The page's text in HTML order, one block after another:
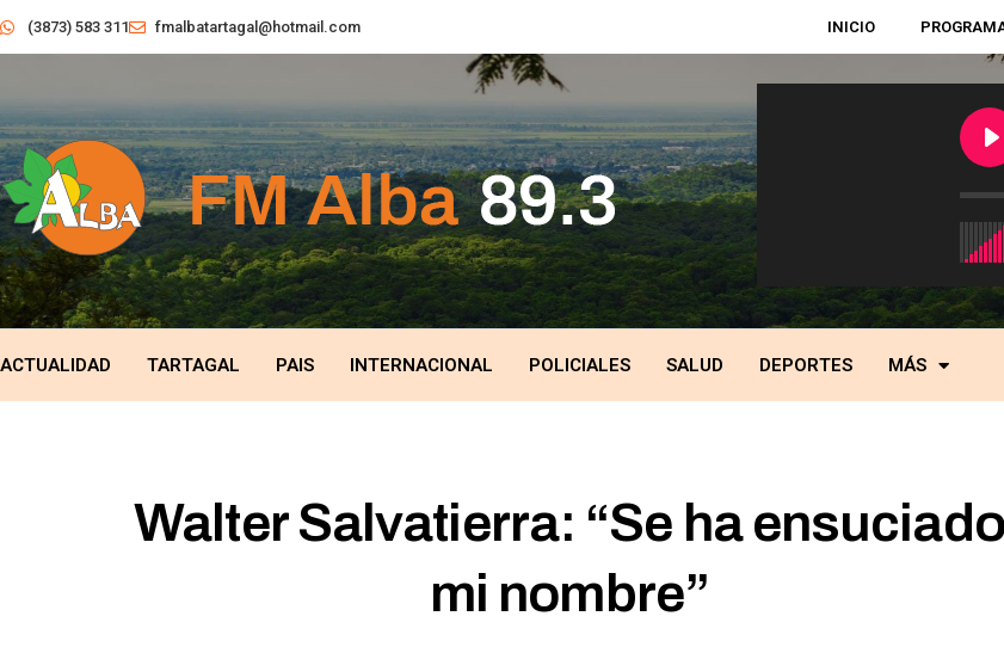
(3873) 583 311 fmalbatartagal@hotmail.com INICIO
ACTUALIDAD TARTAGAL PAIS INTERNACIONAL POLICIALES SALUD DEPORTES MÁS
Walter Salvatierra: “Se ha ensuciado
mi nombre”